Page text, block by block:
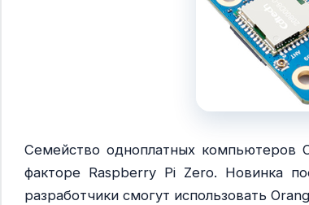
Семейство одноплатных компьютеров
факторе Raspberry Pi Zero. Новинка
разработчики смогут использовать